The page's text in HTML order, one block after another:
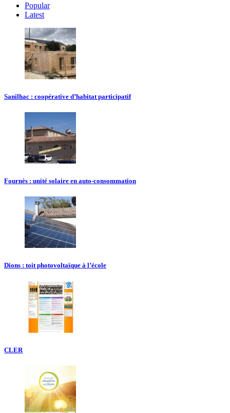
Popular
Latest
Sanilhac : coopérative d’habitat participatif
Fournès : unité solaire en auto-consommation
Dions : toit photovoltaïque à l’école
CLER